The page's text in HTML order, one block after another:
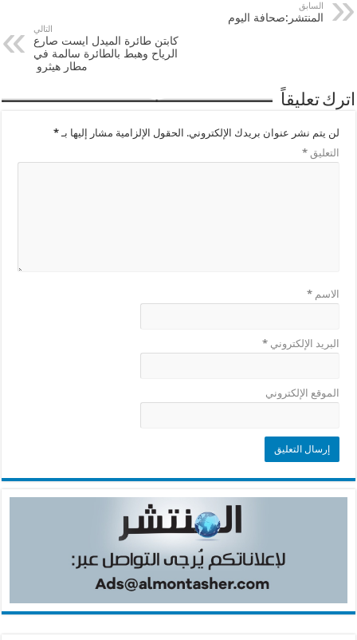
السابق
المنتشر:صحافة اليوم
التالي
كابتن طائرة الميدل ايست صارع
الرياح وهبط بالطائرة سالمة في
مطار هيثرو
اترك تعليقاً
لن يتم نشر عنوان بريدك الإلكتروني. الحقول الإلزامية مشار إليها بـ*
التعليق*
الاسم*
البريد الإلكتروني*
الموقع الإلكتروني